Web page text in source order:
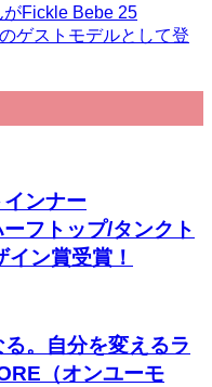
がFickle Bebe 25
ゲストモデルとして登
ンナー
フトップ/タンクト
ン賞受賞！
。自分を変えるラ
（オンユーモ